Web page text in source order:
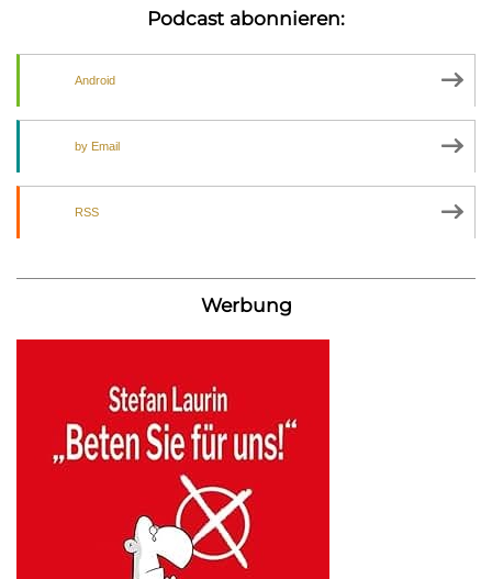
Podcast abonnieren:
Android
by Email
RSS
Werbung